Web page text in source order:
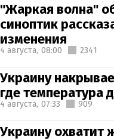
"Жаркая волна"
синоптик
изменения
4 августа, 08:00 2341
Украину
где температура
4 августа, 07:33 909
Украину охватит